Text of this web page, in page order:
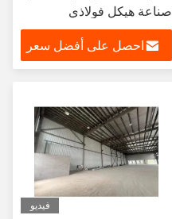
صناعة هيكل فولاذي
احصل على أفضل سعر
فيديو